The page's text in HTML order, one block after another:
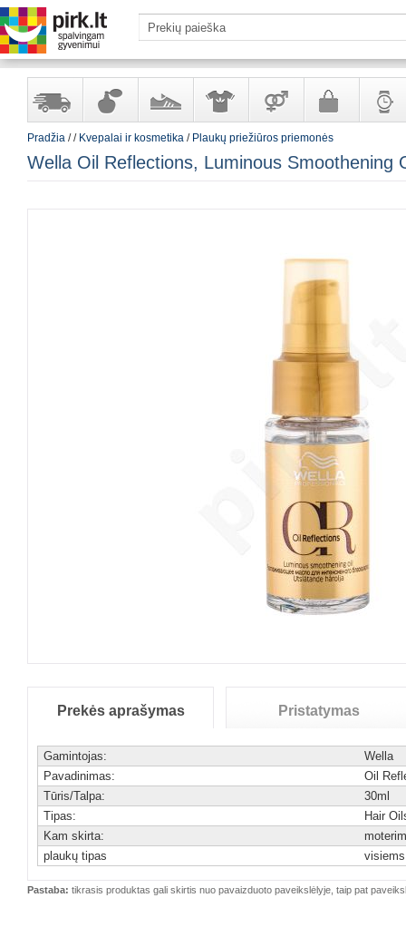
sandėlyje
ir
kosmetika
ir
aksesuarai
suaugusiems
ir
Pradžia // Kvepalai ir kosmetika / Plaukų priežiūros priemonės
Wella Oil Reflections, Luminous
Prekės aprašymas Pristatymas
Gamintojas:
Wella
Pavadinimas:
Oil
Tūris/Talpa:
30ml
Tipas:
Hair
Kam skirta:
plaukų tipas
Pastaba: tikrasis produktas gali skirtis nuo pavaizduoto paveikslėlyje, taip pat